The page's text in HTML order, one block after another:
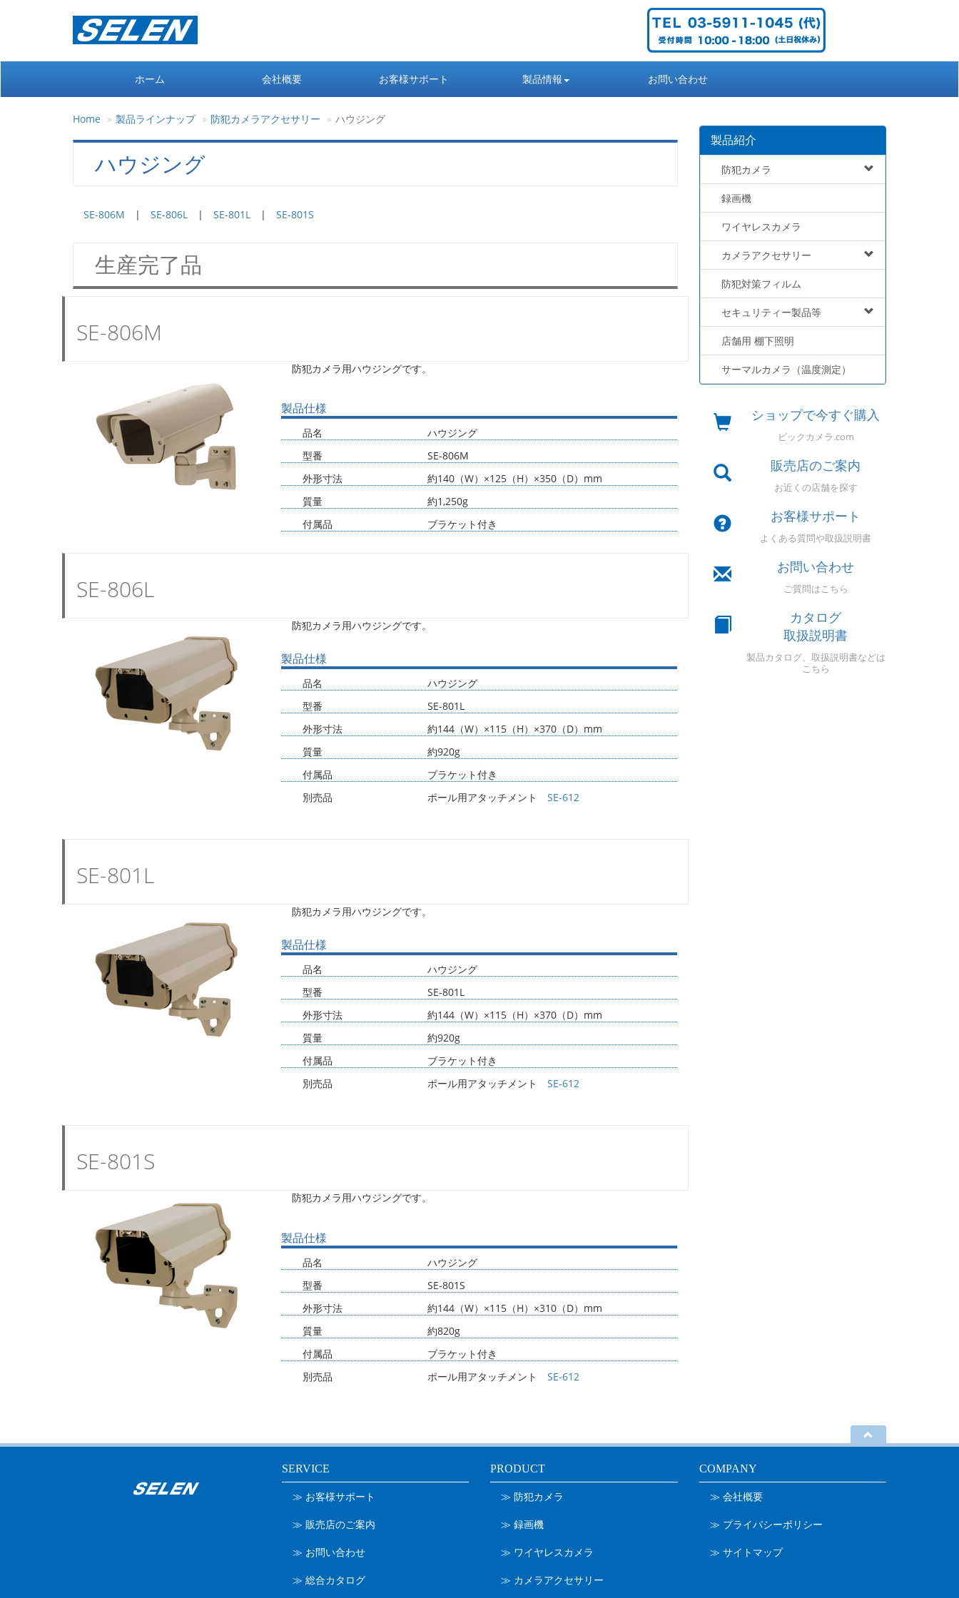
ホーム 会社概要 お客様サポート 製品情報 お問い合わせ
Home 製品ラインナップ 防犯カメラアクセサリー ハウジング
ハウジング
SE-806M | SE-806L | SE-801L | SE-801S
生産完了品
SE-806M
防犯カメラ用ハウジングです。
製品仕様
品名
ハウジング
型番
SE-806M
外形寸法
約140（W）×125（H）×350（D）mm
質量
約1,250g
付属品
ブラケット付き
SE-806L
防犯カメラ用ハウジングです。
製品仕様
品名
ハウジング
型番
SE-801L
外形寸法
約144（W）×115（H）×370（D）mm
質量
約920g
付属品
ブラケット付き
別売品
ポール用アタッチメントSE-612
SE-801L
防犯カメラ用ハウジングです。
製品仕様
品名
ハウジング
型番
SE-801L
外形寸法
約144（W）×115（H）×370（D）mm
質量
約920g
付属品
ブラケット付き
別売品
ポール用アタッチメントSE-612
SE-801S
防犯カメラ用ハウジングです。
製品仕様
品名
ハウジング
型番
SE-801S
外形寸法
約144（W）×115（H）×310（D）mm
質量
約820g
付属品
ブラケット付き
別売品
ポール用アタッチメントSE-612
製品紹介
防犯カメラ
録画機
ワイヤレスカメラ
カメラアクセサリー
防犯対策フィルム
セキュリティー製品等
店舗用 棚下照明
サーマルカメラ（温度測定）
ショップで今すぐ購入
ビックカメラ.com
販売店のご案内
お近くの店舗を探す
お客様サポート
よくある質問や取扱説明書
お問い合わせ
ご質問はこちら
カタログ
取扱説明書
製品カタログ、取扱説明書などは
こちら
SERVICE
≫ お客様サポート
≫ 販売店のご案内
≫ お問い合わせ
≫ 総合カタログ
PRODUCT
≫ 防犯カメラ
≫ 録画機
≫ ワイヤレスカメラ
≫ カメラアクセサリー
COMPANY
≫ 会社概要
≫ プライバシーポリシー
≫ サイトマップ